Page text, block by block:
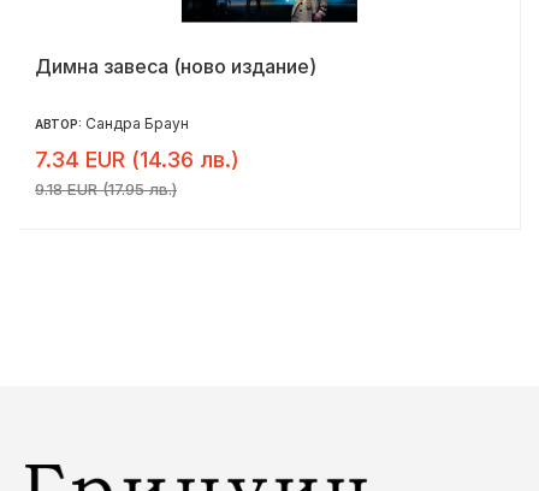
Димна завеса (ново издание)
АВТОР: Сандра Браун
7.34 EUR (14.36 лв.)
9.18 EUR (17.95 лв.)